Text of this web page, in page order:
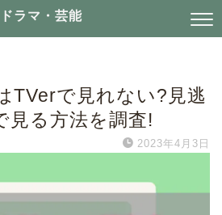
ドラマ・芸能
TVerで見れない?見逃
見る方法を調査!
2023年4月3日